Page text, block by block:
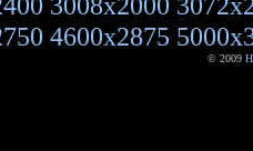
4600x2875
© 2009